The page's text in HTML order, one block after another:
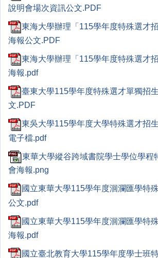
說明會場次資訊公文.PDF
東海大學辦理「115學年度特殊選才
海報公文.PDF
東海大學辦理「115學年度特殊選才
海報.pdf
臺東大學115學年度特殊選才單獨招
文.PDF
東吳大學115學年度大學特殊選才招
電子檔.pdf
東華大學縱谷跨域書院學士學位學程
會海報.png
國立東華大學115學年度洄瀾匯學特
公文.pdf
國立東華大學115學年度洄瀾匯學特
海報.pdf
國立臺北教育大學115學年度學士班